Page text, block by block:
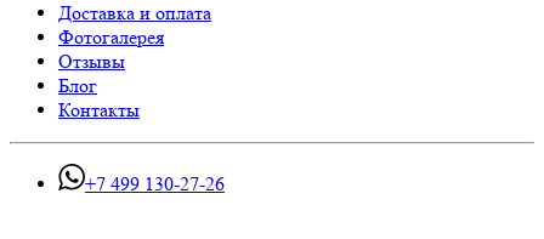
Доставка и оплата
Фотогалерея
Отзывы
Блог
Контакты
+7 499 130-27-26